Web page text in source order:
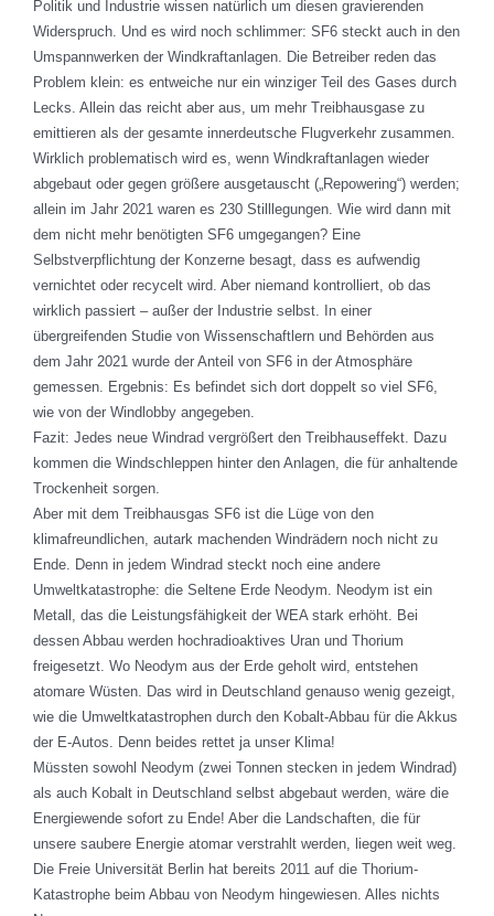
Politik und Industrie wissen natürlich um diesen gravierenden
Widerspruch. Und es wird noch schlimmer: SF6 steckt auch in den
Umspannwerken der Windkraftanlagen. Die Betreiber reden das
Problem klein: es entweiche nur ein winziger Teil des Gases durch
Lecks. Allein das reicht aber aus, um mehr Treibhausgase zu
emittieren als der gesamte innerdeutsche Flugverkehr zusammen.
Wirklich problematisch wird es, wenn Windkraftanlagen wieder
abgebaut oder gegen größere ausgetauscht („Repowering“) werden;
allein im Jahr 2021 waren es 230 Stilllegungen. Wie wird dann mit
dem nicht mehr benötigten SF6 umgegangen? Eine
Selbstverpflichtung der Konzerne besagt, dass es aufwendig
vernichtet oder recycelt wird. Aber niemand kontrolliert, ob das
wirklich passiert – außer der Industrie selbst. In einer
übergreifenden Studie von Wissenschaftlern und Behörden aus
dem Jahr 2021 wurde der Anteil von SF6 in der Atmosphäre
gemessen. Ergebnis: Es befindet sich dort doppelt so viel SF6,
wie von der Windlobby angegeben.
Fazit: Jedes neue Windrad vergrößert den Treibhauseffekt. Dazu
kommen die Windschleppen hinter den Anlagen, die für anhaltende
Trockenheit sorgen.
Aber mit dem Treibhausgas SF6 ist die Lüge von den
klimafreundlichen, autark machenden Windrädern noch nicht zu
Ende. Denn in jedem Windrad steckt noch eine andere
Umweltkatastrophe: die Seltene Erde Neodym. Neodym ist ein
Metall, das die Leistungsfähigkeit der WEA stark erhöht. Bei
dessen Abbau werden hochradioaktives Uran und Thorium
freigesetzt. Wo Neodym aus der Erde geholt wird, entstehen
atomare Wüsten. Das wird in Deutschland genauso wenig gezeigt,
wie die Umweltkatastrophen durch den Kobalt-Abbau für die Akkus
der E-Autos. Denn beides rettet ja unser Klima!
Müssten sowohl Neodym (zwei Tonnen stecken in jedem Windrad)
als auch Kobalt in Deutschland selbst abgebaut werden, wäre die
Energiewende sofort zu Ende! Aber die Landschaften, die für
unsere saubere Energie atomar verstrahlt werden, liegen weit weg.
Die Freie Universität Berlin hat bereits 2011 auf die Thorium-
Katastrophe beim Abbau von Neodym hingewiesen. Alles nichts